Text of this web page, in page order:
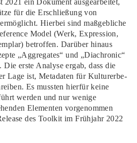
2021 ein Dokument ausgearbeitet,
für die Erschließung von
Hierbei sind maßgebliche
Model (Werk, Expression,
betroffen. Darüber hinaus
„Aggregates“ und „Diachronic“
erste Analyse ergab, dass die
Lage ist, Metadaten für Kulturerbe-
Es mussten hierfür keine
werden und nur wenige
Elementen vorgenommen
des Toolkit im Frühjahr 2022